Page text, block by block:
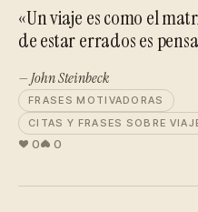
«Un viaje es como el
de estar errados es
— John Steinbeck
FRASES MOTIVADORAS
CITAS Y FRASES SOBRE
0 0